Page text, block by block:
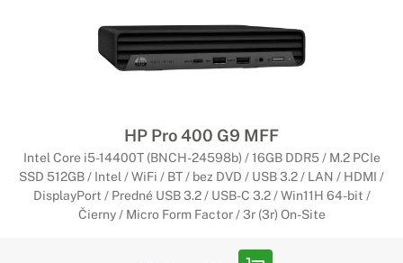
HP Pro 400 G9 MFF
Intel Core i5-14400T (BNCH-24598b) / 16GB DDR5 / M.2 PCIe
SSD 512GB / Intel / WiFi / BT / bez DVD / USB 3.2 / LAN / HDMI /
DisplayPort / Predné USB 3.2 / USB-C 3.2 / Win11H 64-bit /
Čierny / Micro Form Factor / 3r (3r) On-Site